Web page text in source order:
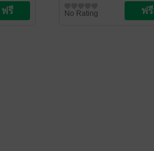
No Rating